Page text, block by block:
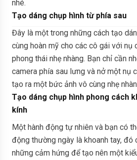
nhé.
Tạo dáng chụp hình từ phía sau
Đây là một trong những cách tạo
cùng hoàn mỹ cho các cô gái với nụ
phong thái nhẹ nhàng. Bạn chỉ cần
camera phía sau lưng và nở một nụ
tạo ra một bức ảnh vô cùng nhẹ
Tạo dáng chụp hình phong cách
kính
Một hành động tự nhiên và bạn có
động thường ngày là khoanh tay, đó
những cảm hứng để tạo nên một